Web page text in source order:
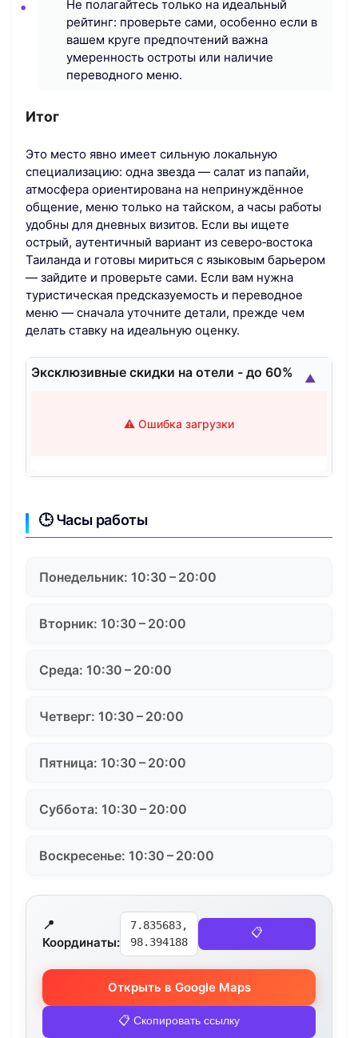
Не полагайтесь только на идеальный
рейтинг: проверьте сами, особенно если в
вашем круге предпочтений важна
умеренность остроты или наличие
переводного меню.
Итог
Это место явно имеет сильную локальную
специализацию: одна звезда — салат из папайи,
атмосфера ориентирована на непринуждённое
общение, меню только на тайском, а часы работы
удобны для дневных визитов. Если вы ищете
острый, аутентичный вариант из северо‑востока
Таиланда и готовы мириться с языковым барьером
— зайдите и проверьте сами. Если вам нужна
туристическая предсказуемость и переводное
меню — сначала уточните детали, прежде чем
делать ставку на идеальную оценку.
Эксклюзивные скидки на отели - до 60%
⚠️ Ошибка загрузки
▲
🕒 Часы работы
Понедельник: 10:30 – 20:00
Вторник: 10:30 – 20:00
Среда: 10:30 – 20:00
Четверг: 10:30 – 20:00
Пятница: 10:30 – 20:00
Суббота: 10:30 – 20:00
Воскресенье: 10:30 – 20:00
📍
Координаты:
7.835683,
98.394188
📋
Открыть в Google Maps
📋 Скопировать ссылку